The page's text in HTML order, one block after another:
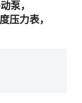
泵，
压力表，